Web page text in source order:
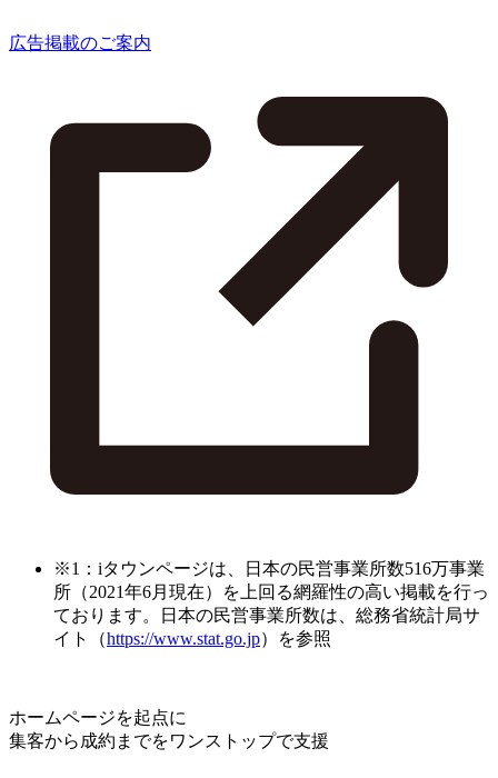
広告掲載のご案内
※1：iタウンページは、日本の民営事業所数516万事業
所（2021年6月現在）を上回る網羅性の高い掲載を行っ
ております。日本の民営事業所数は、総務省統計局サ
イト（https://www.stat.go.jp）を参照
ホームページを起点に
集客から成約までをワンストップで支援